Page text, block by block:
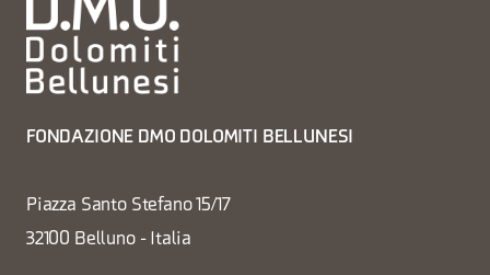
FONDAZIONE DMO DOLOMITI BELLUNESI
Piazza Santo Stefano 15/17
32100 Belluno - Italia